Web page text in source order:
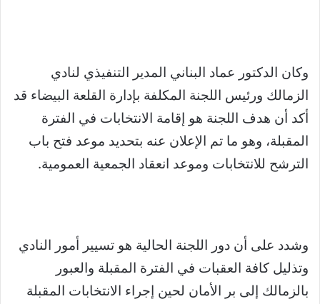
وكان الدكتور عماد البناني المدير التنفيذي لنادي
الزمالك ورئيس اللجنة المكلفة بإدارة القلعة البيضاء قد
أكد أن هدف اللجنة هو إقامة الانتخابات في الفترة
المقبلة، وهو ما تم الإعلان عنه بتحديد موعد فتح باب
الترشح للانتخابات وموعد انعقاد الجمعية العمومية.
وشدد على أن دور اللجنة الحالية هو تسيير أمور النادي
وتذليل كافة العقبات في الفترة المقبلة والعبور
بالزمالك إلى بر الأمان لحين إجراء الانتخابات المقبلة